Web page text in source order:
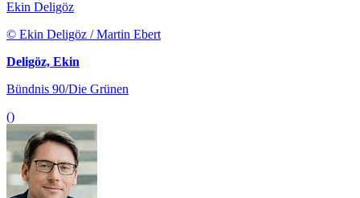
Ekin Deligöz
© Ekin Deligöz / Martin Ebert
Deligöz, Ekin
Bündnis 90/Die Grünen
()